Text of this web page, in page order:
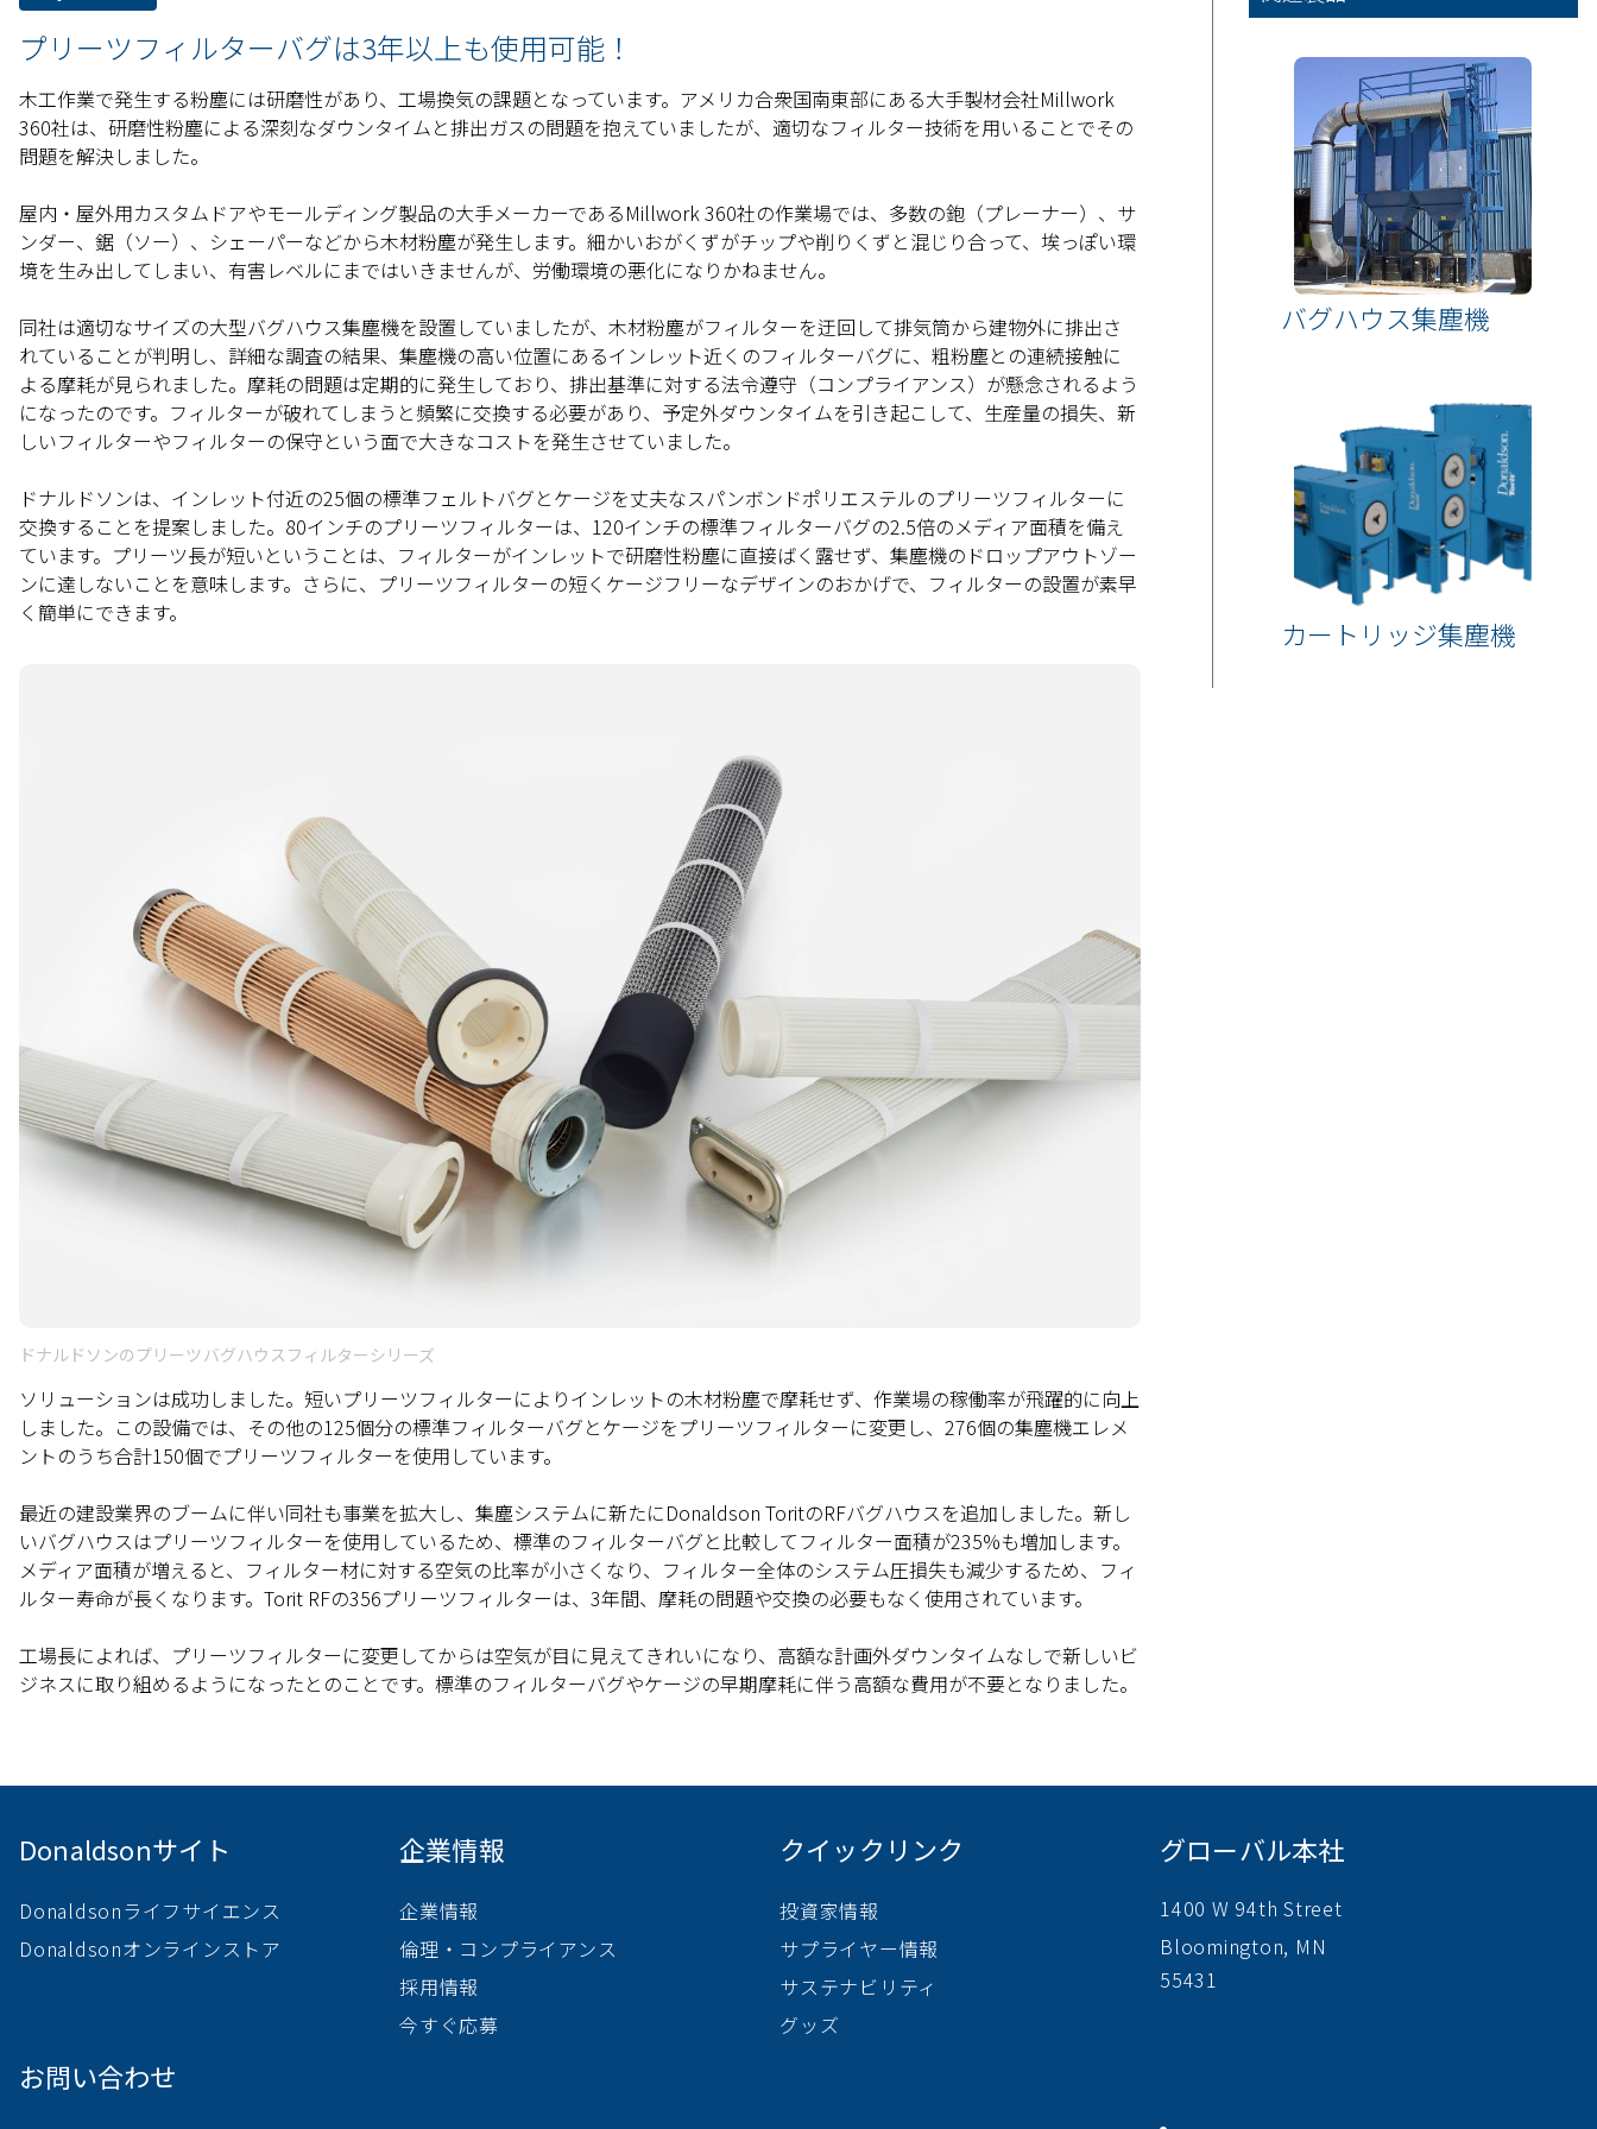
プリーツフィルターバグは3年以上も使用可能！
木工作業で発生する粉塵には研磨性があり、工場換気の課題となっています。アメリカ合衆国南東部にある大手製材会社Millwork
360社は、研磨性粉塵による深刻なダウンタイムと排出ガスの問題を抱えていましたが、適切なフィルター技術を用いることでその
問題を解決しました。
屋内・屋外用カスタムドアやモールディング製品の大手メーカーであるMillwork 360社の作業場では、多数の鉋（プレーナー）、サ
ンダー、鋸（ソー）、シェーパーなどから木材粉塵が発生します。細かいおがくずがチップや削りくずと混じり合って、埃っぽい環
境を生み出してしまい、有害レベルにまではいきませんが、労働環境の悪化になりかねません。
同社は適切なサイズの大型バグハウス集塵機を設置していましたが、木材粉塵がフィルターを迂回して排気筒から建物外に排出さ
れていることが判明し、詳細な調査の結果、集塵機の高い位置にあるインレット近くのフィルターバグに、粗粉塵との連続接触に
よる摩耗が見られました。摩耗の問題は定期的に発生しており、排出基準に対する法令遵守（コンプライアンス）が懸念されるよう
になったのです。フィルターが破れてしまうと頻繁に交換する必要があり、予定外ダウンタイムを引き起こして、生産量の損失、新
しいフィルターやフィルターの保守という面で大きなコストを発生させていました。
ドナルドソンは、インレット付近の25個の標準フェルトバグとケージを丈夫なスパンボンドポリエステルのプリーツフィルターに
交換することを提案しました。80インチのプリーツフィルターは、120インチの標準フィルターバグの2.5倍のメディア面積を備え
ています。プリーツ長が短いということは、フィルターがインレットで研磨性粉塵に直接ばく露せず、集塵機のドロップアウトゾー
ンに達しないことを意味します。さらに、プリーツフィルターの短くケージフリーなデザインのおかげで、フィルターの設置が素早
く簡単にできます。
ドナルドソンのプリーツバグハウスフィルターシリーズ
ソリューションは成功しました。短いプリーツフィルターによりインレットの木材粉塵で摩耗せず、作業場の稼働率が飛躍的に向上
しました。この設備では、その他の125個分の標準フィルターバグとケージをプリーツフィルターに変更し、276個の集塵機エレメ
ントのうち合計150個でプリーツフィルターを使用しています。
最近の建設業界のブームに伴い同社も事業を拡大し、集塵システムに新たにDonaldson ToritのRFバグハウスを追加しました。新し
いバグハウスはプリーツフィルターを使用しているため、標準のフィルターバグと比較してフィルター面積が235%も増加します。
メディア面積が増えると、フィルター材に対する空気の比率が小さくなり、フィルター全体のシステム圧損失も減少するため、フィ
ルター寿命が長くなります。Torit RFの356プリーツフィルターは、3年間、摩耗の問題や交換の必要もなく使用されています。
工場長によれば、プリーツフィルターに変更してからは空気が目に見えてきれいになり、高額な計画外ダウンタイムなしで新しいビ
ジネスに取り組めるようになったとのことです。標準のフィルターバグやケージの早期摩耗に伴う高額な費用が不要となりました。
バグハウス集塵機
カートリッジ集塵機
Donaldsonサイト
Donaldsonライフサイエンス
Donaldsonオンラインストア
企業情報
企業情報
倫理・コンプライアンス
採用情報
今すぐ応募
クイックリンク
投資家情報
サプライヤー情報
サステナビリティ
グッズ
グローバル本社
1400 W 94th Street
Bloomington, MN
55431
お問い合わせ